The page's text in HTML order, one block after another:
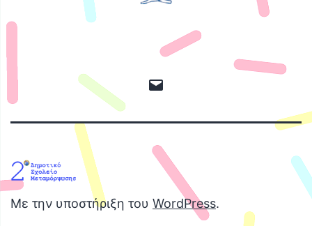
ταχυδρομίου
Με την υποστήριξη του WordPress.